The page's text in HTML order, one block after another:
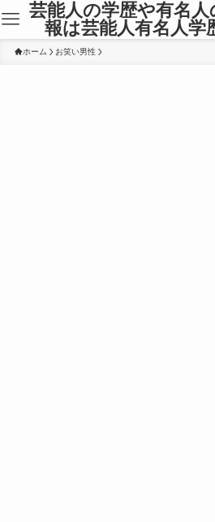
芸能人の学歴や有名
報は芸能人有名人学
ホーム お笑い男性